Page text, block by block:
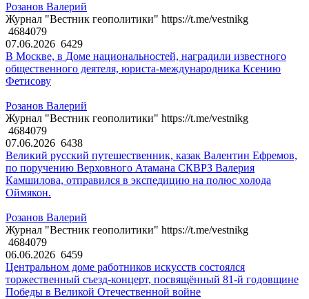
Розанов Валерий
Журнал "Вестник геополитики" https://t.me/vestnikg
4684079
07.06.2026 6429
В Москве, в Доме национальностей, наградили известного
общественного деятеля, юриста-международника Ксению
Фетисову
Розанов Валерий
Журнал "Вестник геополитики" https://t.me/vestnikg
4684079
07.06.2026 6438
Великий русский путешественник, казак Валентин Ефремов,
по поручению Верховного Атамана СКВРЗ Валерия
Камшилова, отправился в экспедицию на полюс холода
Оймякон.
Розанов Валерий
Журнал "Вестник геополитики" https://t.me/vestnikg
4684079
06.06.2026 6459
Центральном доме работников искусств состоялся
торжественный съезд-концерт, посвящённый 81-й годовщине
Победы в Великой Отечественной войне